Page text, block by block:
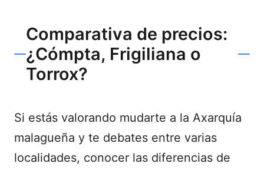
Comparativa de precios:
¿Cómpta, Frigiliana o
Torrox?
Si estás valorando mudarte a la Axarquía
malagueña y te debates entre varias
localidades, conocer las diferencias de